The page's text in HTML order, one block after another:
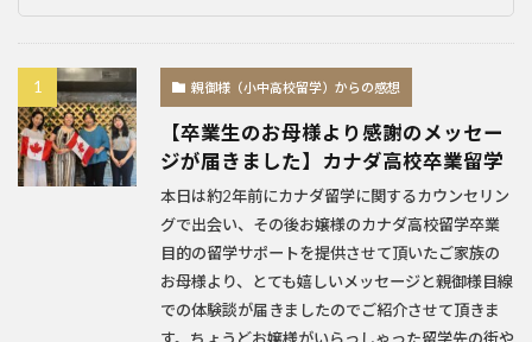
親御様（小中高校留学）からの感想
【卒業生のお母様より感謝のメッセー
ジが届きました】カナダ高校卒業留学
本日は約2年前にカナダ留学に関するカウンセリン
グで出会い、その後お嬢様のカナダ高校留学卒業
目的の留学サポートを提供させて頂いたご家族の
お母様より、とても嬉しいメッセージと親御様目線
での体験談が届きましたのでご紹介させて頂きま